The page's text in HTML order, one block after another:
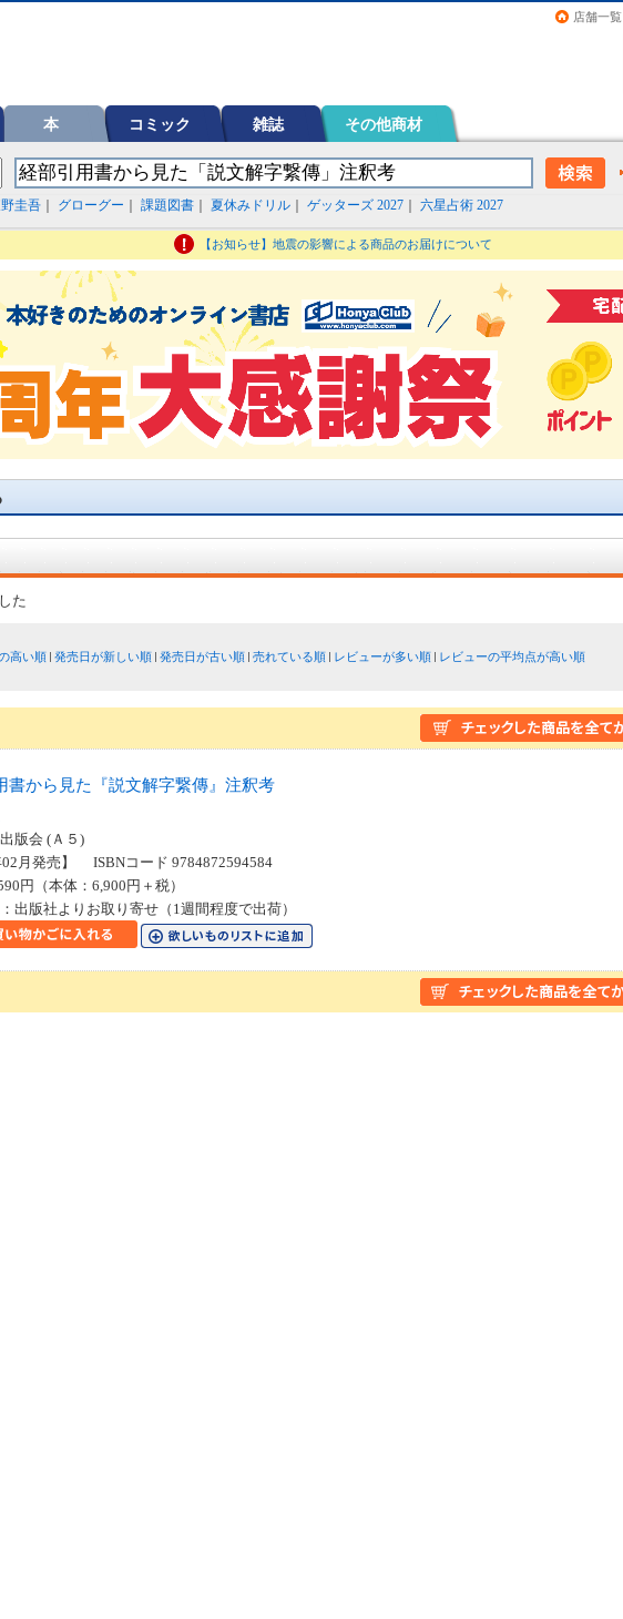
店舗一覧
本 コミック 雑誌 その他商材
圭吾 グローグー 課題図書 夏休みドリル ゲッターズ 2027 六星占術 2027
【お知らせ】地震の影響による商品のお届けについて
た
高い順 発売日が新しい順 発売日が古い順 売れている順 レビューが多い順
レビューの平均点が高い順
書から見た『説文解字繋傳』注釈考
版会 (Ａ５)
02月発売】 ISBNコード 9784872594584
円（本体：6,900円＋税）
出版社よりお取り寄せ（1週間程度で出荷）